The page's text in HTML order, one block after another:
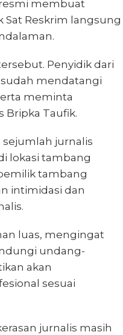
membuat
Sat Reskrim langsung
Penyidik dari
mendatangi
meminta
Bripka Taufik.
jurnalis
lokasi tambang
tambang
intimidasi dan
luas, mengingat
undang-
akan
sesuai
jurnalis masih